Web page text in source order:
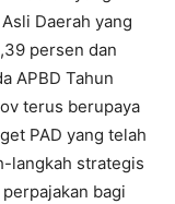
Daerah yang
persen dan
APBD Tahun
terus berupaya
PAD yang telah
langkah strategis
bagi